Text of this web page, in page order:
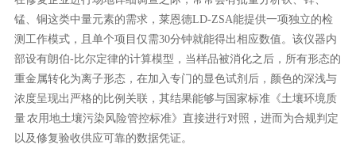
锰、铜这类中量元素的需求，莱恩德LD-ZSA能提供一项独立的检
测工作模式，且单个项目仅需30分钟就能得出相应数值。该仪器内
部设有朗伯-比尔定律的计算模型，当样品被消化之后，所有形态的
重金属转化为离子形态，在加入专门的显色试剂后，颜色的深浅与
浓度呈现出严格的比例关联，其结果能够与国家标准《土壤环境质
量 农用地土壤污染风险管控标准》直接进行对照，进而为合规判定
以及修复验收供应可靠的数据凭证。